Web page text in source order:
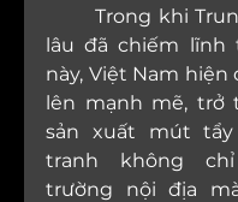
	Trong khi Trung Quốc từ
lâu đã chiếm lĩnh
này, Việt Nam hiện
lên mạnh mẽ, trở
sản xuất mút tẩy
tranh không
trường nội địa